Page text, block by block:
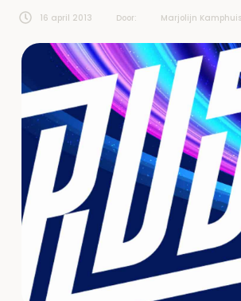
16 april 2013 Door: Marjolijn Kamphuis